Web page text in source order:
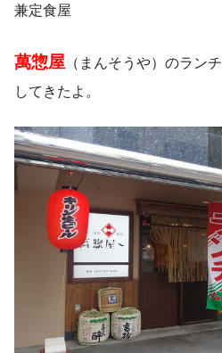
兼定食屋
萬惣屋 （まんそうや）のラン
してきたよ。